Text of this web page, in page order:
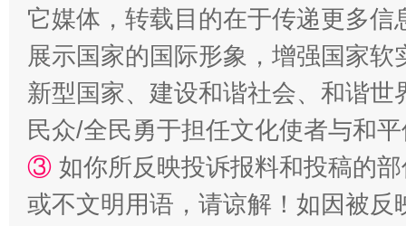
它媒体，转载目的在于传递更多
展示国家的国际形象，增强国家
新型国家、建设和谐社会、和谐
民众/全民勇于担任文化使者与和
③ 如你所反映投诉报料和投稿的
或不文明用语，请谅解！如因被